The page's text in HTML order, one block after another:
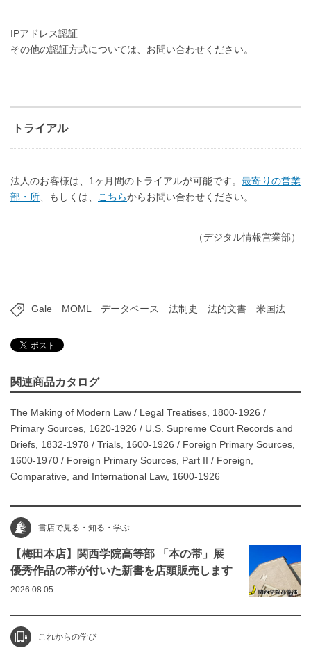
IPアドレス認証
その他の認証方式については、お問い合わせください。
トライアル
法人のお客様は、1ヶ月間のトライアルが可能です。最寄りの営業
部・所、もしくは、 こちらからお問い合わせください。
（デジタル情報営業部）
Gale MOML データベース 法制史 法的文書 米国法
関連商品カタログ
The Making of Modern Law / Legal Treatises, 1800-1926 /
Primary Sources, 1620-1926 / U.S. Supreme Court Records and
Briefs, 1832-1978 / Trials, 1600-1926 / Foreign Primary Sources,
1600-1970 / Foreign Primary Sources, Part II / Foreign,
Comparative, and International Law, 1600-1926
書店で見る・知る・学ぶ
【梅田本店】関西学院高等部 「本の帯」展
優秀作品の帯が付いた新書を店頭販売します
2026.08.05
これからの学び